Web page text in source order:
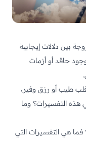
بين دلالات إيجابية
حاقد أو أزمات
طيب أو رزق وفير،
هذه التفسيرات؟ وما
فما هي التفسيرات التي